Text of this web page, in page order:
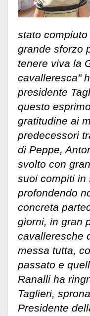
stato
grande sforzo
tenere viva la
cavalleresca"
presidente
questo
gratitudine ai
predecessori
di Peppe,
svolto con
suoi compiti in
profondendo
concreta
giorni, in gran
cavalleresche
messa tutta,
passato e
Ranalli ha
Taglieri,
Presidente